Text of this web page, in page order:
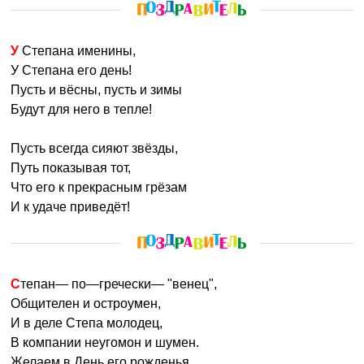
У Степана именины,
У Степана его день!
Пусть и вёсны, пусть и зимы
Будут для него в тепле!
Пусть всегда сияют звёзды,
Путь показывая тот,
Что его к прекрасным грёзам
И к удаче приведёт!
Степан— по—гречески— "венец",
Общителен и остроумен,
И в деле Степа молодец,
В компании неугомон и шумен.